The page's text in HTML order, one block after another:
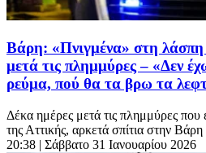
Βάρη: «Πνιγμένα» στη λάσπη
μετά τις πλημμύρες – «Δεν
ρεύμα, πού θα τα βρω τα
Δέκα ημέρες μετά τις πλημμύρες που
της Αττικής, αρκετά σπίτια στην
20:38 | Σάββατο 31 Ιανουαρίου 2026